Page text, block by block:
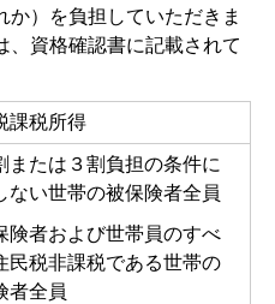
か）を負担していただきま
、資格確認書に記載されて
課税所得
または３割負担の条件に
ない世帯の被保険者全員
険者および世帯員のすべ
民税非課税である世帯の
者全員